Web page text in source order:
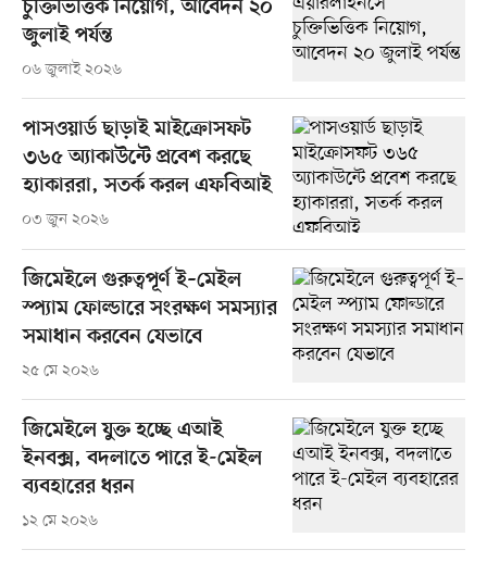
চুক্তিভিত্তিক নিয়োগ, আবেদন ২০
জুলাই পর্যন্ত
০৬ জুলাই ২০২৬
পাসওয়ার্ড ছাড়াই মাইক্রোসফট
৩৬৫ অ্যাকাউন্টে প্রবেশ করছে
হ্যাকাররা, সতর্ক করল এফবিআই
০৩ জুন ২০২৬
জিমেইলে গুরুত্বপূর্ণ ই–মেইল
স্প্যাম ফোল্ডারে সংরক্ষণ সমস্যার
সমাধান করবেন যেভাবে
২৫ মে ২০২৬
জিমেইলে যুক্ত হচ্ছে এআই
ইনবক্স, বদলাতে পারে ই-মেইল
ব্যবহারের ধরন
১২ মে ২০২৬